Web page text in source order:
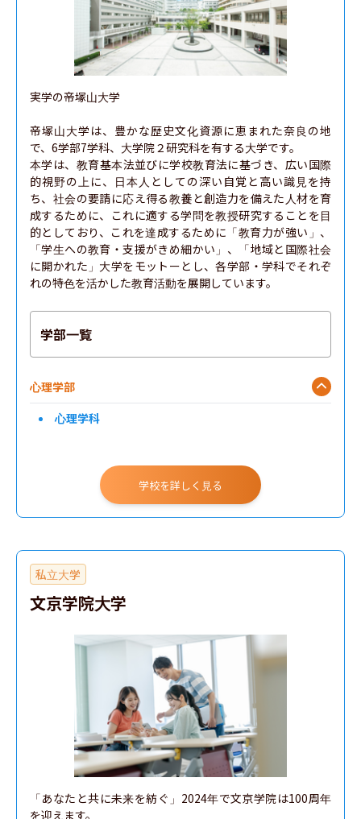
実学の帝塚山大学
帝塚山大学は、豊かな歴史文化資源に恵まれた奈良の地
で、6学部7学科、大学院２研究科を有する大学です。
本学は、教育基本法並びに学校教育法に基づき、広い国際
的視野の上に、日本人としての深い自覚と高い識見を持
ち、社会の要請に応え得る教養と創造力を備えた人材を育
成するために、これに適する学問を教授研究することを目
的としており、これを達成するために「教育力が強い」、
「学生への教育・支援がきめ細かい」、「地域と国際社会
に開かれた」大学をモットーとし、各学部・学科でそれぞ
れの特色を活かした教育活動を展開しています。
学部一覧
心理学部
心理学科
学校を詳しく見る
私立大学
文京学院大学
「あなたと共に未来を紡ぐ」2024年で文京学院は100周年
を迎えます。